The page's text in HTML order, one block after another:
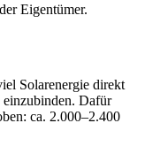
Eigentümer.
Solarenergie direkt
Dafür
ca. 2.000–2.400